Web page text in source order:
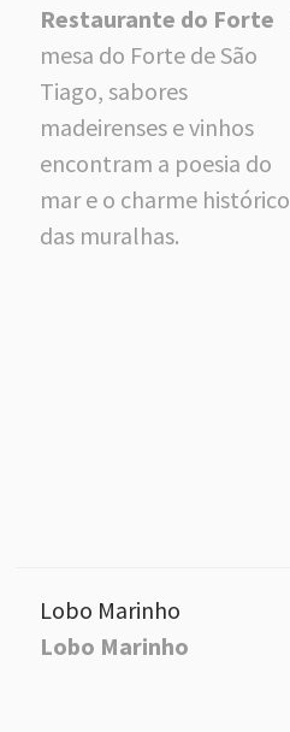
Restaurante do Forte
mesa do Forte de São
Tiago, sabores
madeirenses e vinhos
encontram a poesia do
mar e o charme histórico
das muralhas.
Lobo Marinho
Lobo Marinho